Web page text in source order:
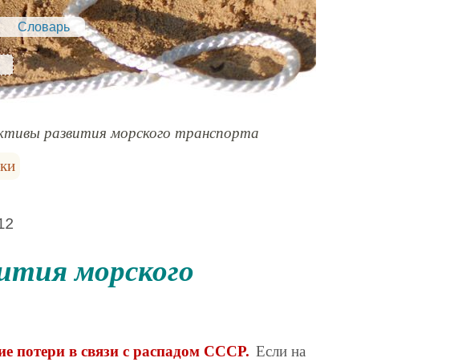
Словарь
развития морского транспорта
потери в связи с распадом СССР. Если на